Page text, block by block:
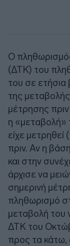
Ο
(ΔΤΚ) του
του σε ετήσια
της
μέτρησης
η «μεταβολή»
είχε
πριν. Αν η
και στην
άρχισε να
σημερινή
πληθωρισμό
μεταβολή του
ΔΤΚ του
προς τα κάτω,